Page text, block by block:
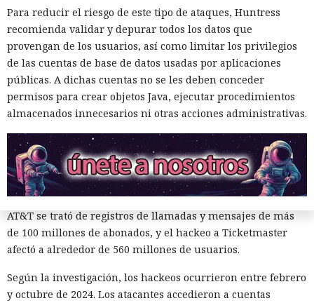
informático y telefónico, robo agravado de datos personales
y conspiración en un tribunal federal del estado de
Washington. Su sentencia se dictará el 27 de octubre; la
pena máxima es de hasta 32 años de prisión.
Muka y sus cómplices utilizaron credenciales robadas para
acceder a cuentas de Snowflake y robaron información de al
menos 165 empresas. Entre las afectadas se encuentran
AT&T, Ticketmaster, Advance Auto Parts, Neiman Marcus,
Santander, LendingTree y uno de los distritos escolares más
grandes de Estados Unidos.
La magnitud de las filtraciones fue enorme: en el caso de
AT&T se trató de registros de llamadas y mensajes de más
de 100 millones de abonados, y el hackeo a Ticketmaster
afectó a alrededor de 560 millones de usuarios.
Según la investigación, los hackeos ocurrieron entre febrero
y octubre de 2024. Los atacantes accedieron a cuentas
Para reducir el riesgo de este tipo de ataques, Huntress
recomienda validar y depurar todos los datos que
provengan de los usuarios, así como limitar los privilegios
de las cuentas de base de datos usadas por aplicaciones
públicas. A dichas cuentas no se les deben conceder
permisos para crear objetos Java, ejecutar procedimientos
almacenados innecesarios ni otras acciones administrativas.